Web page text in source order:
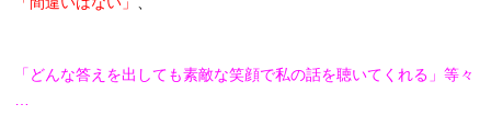
「どんな答えを出しても素敵な笑顔で私の話を聴いてくれる」等々